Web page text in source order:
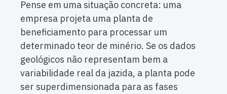
Pense em uma situação concreta: uma
empresa projeta uma planta de
beneficiamento para processar um
determinado teor de minério. Se os dados
geológicos não representam bem a
variabilidade real da jazida, a planta pode
ser superdimensionada para as fases